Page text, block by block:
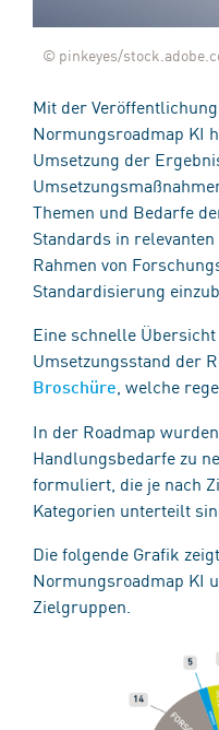
© pinkeyes/
Mit der
Normungsroadmap KI
Umsetzung der
Themen und Bedarfe
Standards in
Rahmen von
Standardisierung
Eine schnelle
Umsetzungsstand der
Broschüre , welche
In der Roadmap
Handlungsbedarfe zu
formuliert, die je nach
Kategorien unterteilt
Die folgende Grafik
Normungsroadmap KI
Zielgruppen.